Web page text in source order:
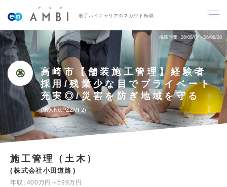
若手ハイキャリアのスカウト転職
掲載期間 26/08/07～26/08/20
高崎市【舗装施工管理】経験者
採用/残業少な目でプライベート
充実◎/災害を防ぎ地域を守る
求人No.PZZMI-2
施工管理（土木）
株式会社小田道路
年収
400万円～599万円